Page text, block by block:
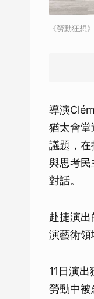
《勞動狂想
導演
猶太會堂
議題，
與思考民
對話。
赴捷演
演藝術領
11日演
勞動中被